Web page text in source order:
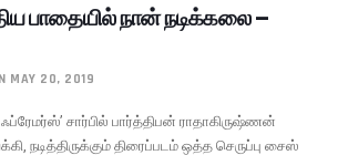
பாதையில் நான் நடிக்கலை –
MAY 20, 2019
சார்பில் பார்த்திபன் ராதாகிருஷ்ணன்
நடித்திருக்கும் திரைப்படம் ஒத்த செருப்பு சைஸ்